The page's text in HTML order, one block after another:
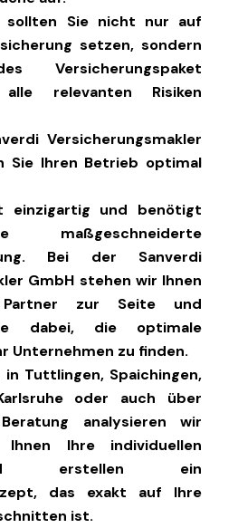
sollten Sie nicht nur auf
setzen, sondern
Versicherungspaket
relevanten Risiken
Versicherungsmakler
Sie Ihren Betrieb optimal
einzigartig und benötigt
maßgeschneiderte
Bei der Sanverdi
GmbH stehen wir Ihnen
zur Seite und
dabei, die optimale
Unternehmen zu finden.
in Tuttlingen, Spaichingen,
oder auch über
analysieren wir
Ihre individuellen
erstellen ein
das exakt auf Ihre
ist.